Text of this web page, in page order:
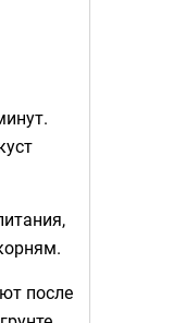
после